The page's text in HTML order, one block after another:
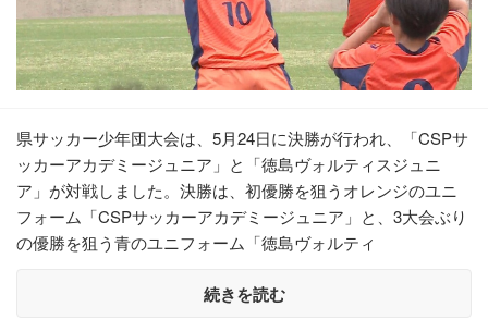
県サッカー少年団大会は、5月24日に決勝が行われ、「CSPサ
ッカーアカデミージュニア」と「徳島ヴォルティスジュニ
ア」が対戦しました。決勝は、初優勝を狙うオレンジのユニ
フォーム「CSPサッカーアカデミージュニア」と、3大会ぶり
の優勝を狙う青のユニフォーム「徳島ヴォルティ
続きを読む